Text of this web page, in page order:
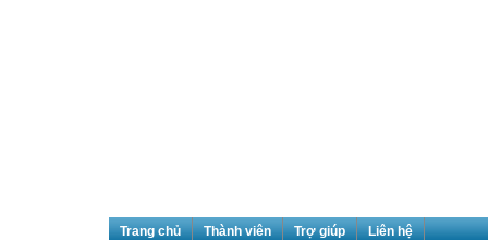
Trang chủ Thành viên Trợ giúp Liên hệ